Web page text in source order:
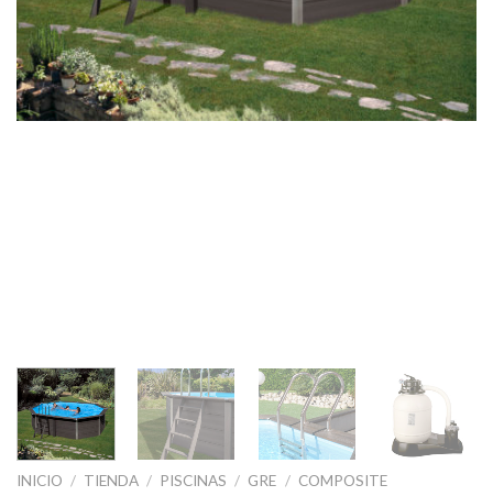
INICIO / TIENDA / PISCINAS / GRE / COMPOSITE